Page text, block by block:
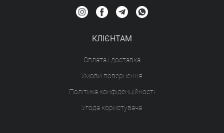
КЛІЄНТАМ
Оплата і доставка
Умови повернення
Політика конфіденційності
Угода користувача